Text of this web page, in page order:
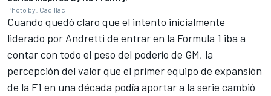
Photo by: Cadillac
Cuando quedó claro que el intento inicialmente
liderado por Andretti de entrar en la Formula 1 iba a
contar con todo el peso del poderío de GM, la
percepción del valor que el primer equipo de expansión
de la F1 en una década podía aportar a la serie cambió